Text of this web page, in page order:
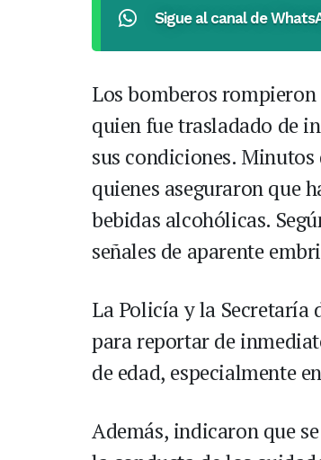
Sigue al canal de
Los bomberos
quien fue trasladado de
sus condiciones.
quienes aseguraron que
bebidas alcohólicas.
señales de aparente
La Policía y la
para reportar de
de edad, especialmente
Además, indicaron que